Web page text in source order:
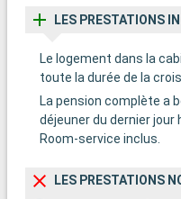
LES PRESTATIONS
Le logement dans la
toute la durée de la
La pension complète a
déjeuner du dernier
Room-service inclus.
LES PRESTATIONS